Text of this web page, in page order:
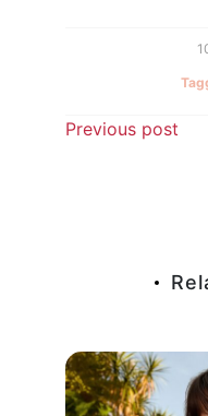
Previous post